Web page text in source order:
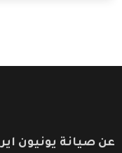
عن صيانة يونيون اير